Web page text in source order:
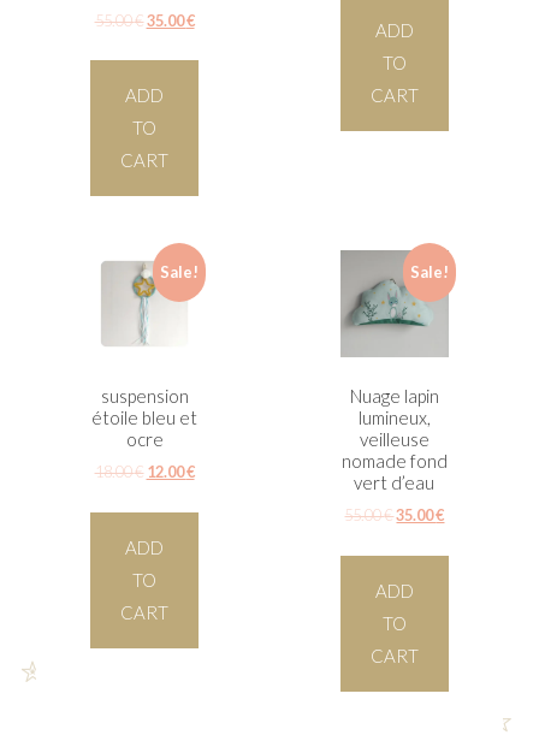
55.00€35.00€
ADD
TO
CART
ADD
TO
CART
Sale!
suspension
étoile bleu et
ocre
18.00€ 12.00€
ADD
TO
CART
Sale!
Nuage lapin
lumineux,
veilleuse
nomade fond
vert d’eau
55.00€35.00€
ADD
TO
CART